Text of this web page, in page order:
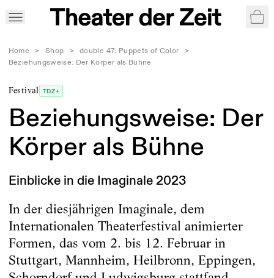
Home > Shop > double 47: Puppets of Color
>
Beziehungsweise: Der Körper als Bühne
Festival TDZ+
Beziehungsweise: Der
Körper als Bühne
Einblicke in die Imaginale 2023
In der diesjährigen Imaginale, dem
Internationalen Theaterfestival animierter
Formen, das vom 2. bis 12. Februar in
Stuttgart, Mannheim, Heilbronn, Eppingen,